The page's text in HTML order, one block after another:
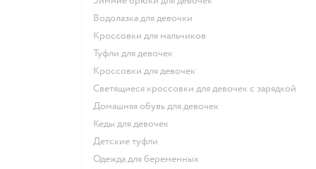
Водолазка для девочки
Кроссовки для мальчиков
Туфли для девочек
Кроссовки для девочек
Светящиеся кроссовки для девочек с зарядкой
Домашняя обувь для девочек
Кеды для девочек
Детские туфли
Одежда для беременных